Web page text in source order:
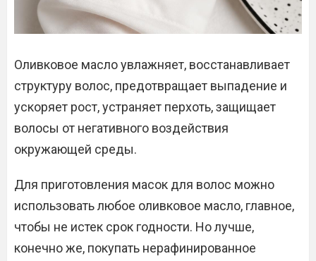
Оливковое масло увлажняет, восстанавливает
структуру волос, предотвращает выпадение и
ускоряет рост, устраняет перхоть, защищает
волосы от негативного воздействия
окружающей среды.
Для приготовления масок для волос можно
использовать любое оливковое масло, главное,
чтобы не истек срок годности. Но лучше,
конечно же, покупать нерафинированное